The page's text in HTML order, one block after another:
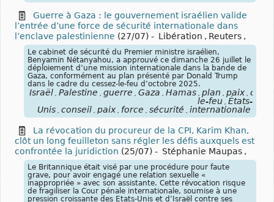
Guerre à Gaza : le gouvernement israélien valide
l’entrée d’une force de sécurité internationale dans
l’enclave palestinienne (27/07) - Libération , Reuters ,
Le cabinet de sécurité du Premier ministre israélien,
Benyamin Nétanyahou, a approuvé ce dimanche 26 juillet le
déploiement d’une mission internationale dans la bande de
Gaza, conformément au plan présenté par Donald Trump
dans le cadre du cessez-le-feu d’octobre 2025.
Israël Palestine guerre Gaza Hamas plan paix
le-feu États-
Unis conseil paix force sécurité internationale
La révocation du procureur de la CPI, Karim Khan,
clôt un long feuilleton sans régler les défis auxquels est
confrontée la juridiction (25/07) - Stéphanie Maupas ,
Le Britannique était visé par une procédure pour faute
grave, pour avoir engagé une relation sexuelle «
inappropriée » avec son assistante. Cette révocation risque
de fragiliser la Cour pénale internationale, soumise à une
pression croissante des Etats-Unis et d’Israël contre ses